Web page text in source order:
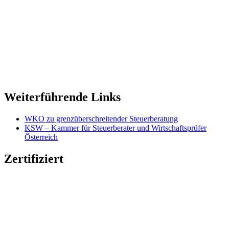
Weiterführende Links
WKO zu grenzüberschreitender Steuerberatung
KSW – Kammer für Steuerberater und Wirtschaftsprüfer
Österreich
Zertifiziert